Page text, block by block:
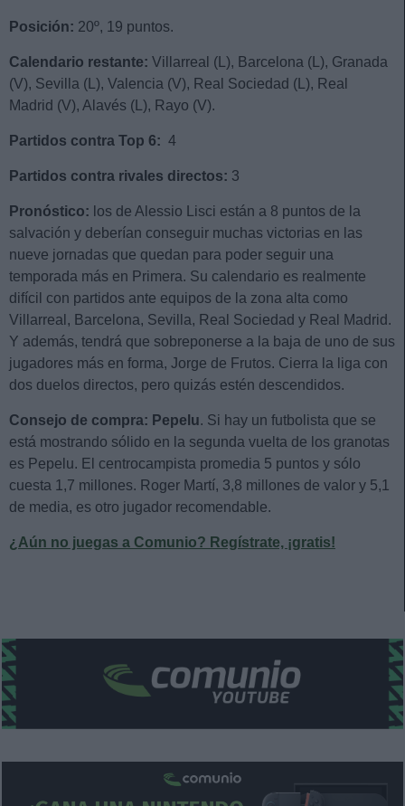
Posición: 20º, 19 puntos.
Calendario restante: Villarreal (L), Barcelona (L), Granada
(V), Sevilla (L), Valencia (V), Real Sociedad (L), Real
Madrid (V), Alavés (L), Rayo (V).
Partidos contra Top 6: 4
Partidos contra rivales directos: 3
Pronóstico: los de Alessio Lisci están a 8 puntos de la
salvación y deberían conseguir muchas victorias en las
nueve jornadas que quedan para poder seguir una
temporada más en Primera. Su calendario es realmente
difícil con partidos ante equipos de la zona alta como
Villarreal, Barcelona, Sevilla, Real Sociedad y Real Madrid.
Y además, tendrá que sobreponerse a la baja de uno de sus
jugadores más en forma, Jorge de Frutos. Cierra la liga con
dos duelos directos, pero quizás estén descendidos.
Consejo de compra: Pepelu. Si hay un futbolista que se
está mostrando sólido en la segunda vuelta de los granotas
es Pepelu. El centrocampista promedia 5 puntos y sólo
cuesta 1,7 millones. Roger Martí, 3,8 millones de valor y 5,1
de media, es otro jugador recomendable.
¿Aún no juegas a Comunio? Regístrate, ¡gratis!